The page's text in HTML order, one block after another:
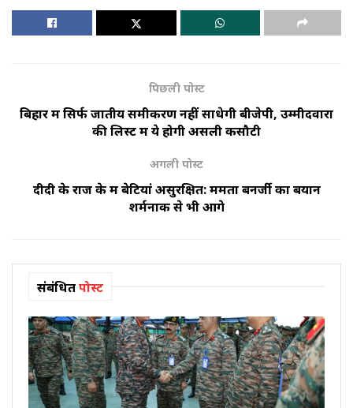
पिछली पोस्ट
बिहार में सिर्फ जातीय समीकरण नहीं साधेगी बीजेपी, उम्मीदवारों
की लिस्ट में ये होगी असली कसौटी
अगली पोस्ट
दीदी के राज के में बेटियां असुरक्षित: ममता बनर्जी का बयान
शर्मनाक से भी आगे
संबंधितपोस्ट